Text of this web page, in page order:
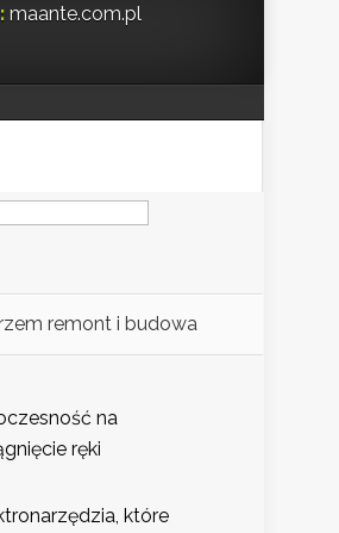
maante.com.pl
remont i budowa
na
ręki
które